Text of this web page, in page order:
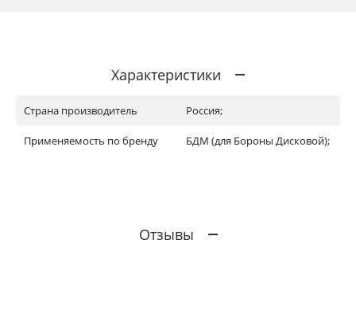
Характеристики
Страна производитель Россия;
Применяемость по бренду БДМ (для Бороны Дисковой);
Отзывы